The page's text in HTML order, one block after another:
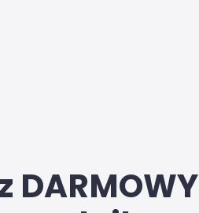
DARMOWY